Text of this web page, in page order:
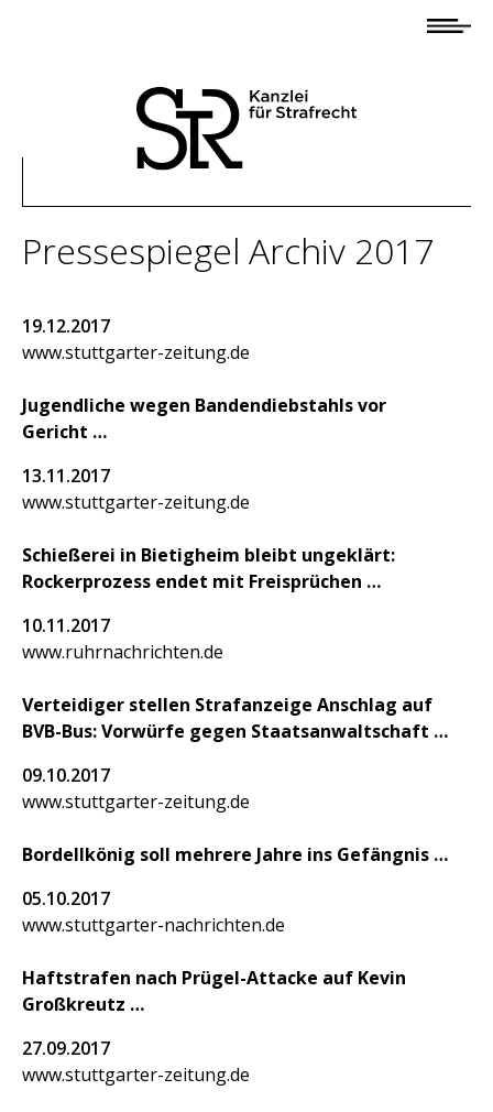
Andreas Baier
Mona Hammerschmidt
Alexander Frhr.
Information
Profil/Kompetenzen
Kontakt
Pressespiegel
Impressum
Datenschutz
Pressespiegel Archiv 2017
19.12.2017
www.stuttgarter-zeitung.de
Jugendliche wegen Bandendiebstahls vor
Gericht
13.11.2017
www.stuttgarter-zeitung.de
Schießerei in Bietigheim bleibt ungeklärt:
Rockerprozess endet mit Freisprüchen
10.11.2017
www.ruhrnachrichten.de
Verteidiger stellen Strafanzeige Anschlag auf
BVB-Bus: Vorwürfe gegen Staatsanwaltschaft
09.10.2017
www.stuttgarter-zeitung.de
Bordellkönig soll mehrere Jahre ins Gefängnis
05.10.2017
www.stuttgarter-nachrichten.de
Haftstrafen nach Prügel-Attacke auf Kevin
Großkreutz
27.09.2017
www.stuttgarter-zeitung.de